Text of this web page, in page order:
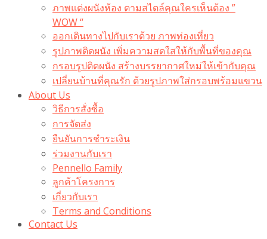
ภาพแต่งผนังห้อง ตามสไตล์คุณใครเห็นต้อง ”
WOW “
ออกเดินทางไปกับเราด้วย ภาพท่องเที่ยว
รูปภาพติดผนัง เพิ่มความสดใสให้กับพื้นที่ของคุณ
กรอบรูปติดผนัง สร้างบรรยากาศใหม่ให้เข้ากับคุณ
เปลี่ยนบ้านที่คุณรัก ด้วยรูปภาพใส่กรอบพร้อมแขวน​
About Us
วิธีการสั่งซื้อ
การจัดส่ง
ยืนยันการชำระเงิน
ร่วมงานกับเรา
Pennello Family
ลูกค้าโครงการ
เกี่ยวกับเรา
Terms and Conditions
Contact Us